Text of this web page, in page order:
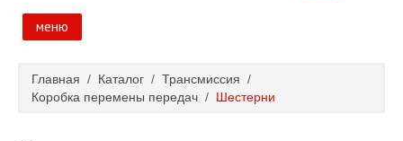
меню
Каталог
Главная / Каталог / Трансмиссия /
Коробка перемены передач / Шестерни